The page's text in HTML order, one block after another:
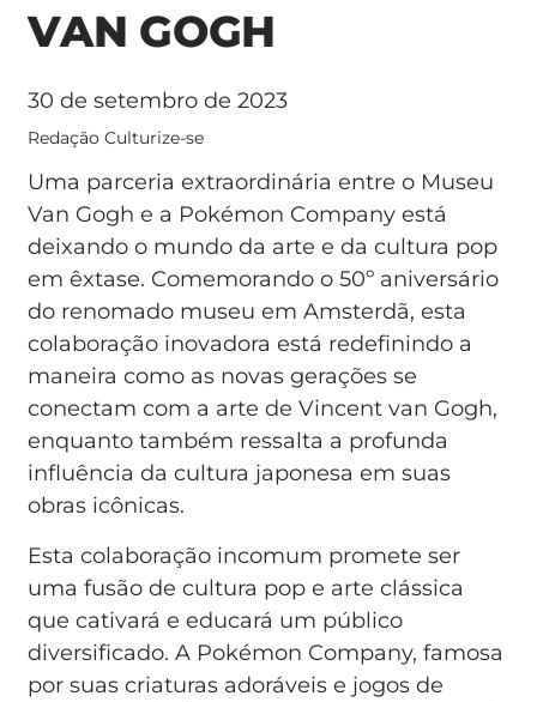
VAN GOGH
30 de setembro de 2023
Redação Culturize-se
Uma parceria extraordinária entre o Museu
Van Gogh e a Pokémon Company está
deixando o mundo da arte e da cultura pop
em êxtase. Comemorando o 50º aniversário
do renomado museu em Amsterdã, esta
colaboração inovadora está redefinindo a
maneira como as novas gerações se
conectam com a arte de Vincent van Gogh,
enquanto também ressalta a profunda
influência da cultura japonesa em suas
obras icônicas.
Esta colaboração incomum promete ser
uma fusão de cultura pop e arte clássica
que cativará e educará um público
diversificado. A Pokémon Company, famosa
por suas criaturas adoráveis e jogos de